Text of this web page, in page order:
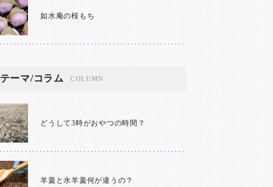
如水庵の桜もち
ーマ/コラム COLUMN
どうして3時がおやつの時間？
羊羹と水羊羹何が違うの？